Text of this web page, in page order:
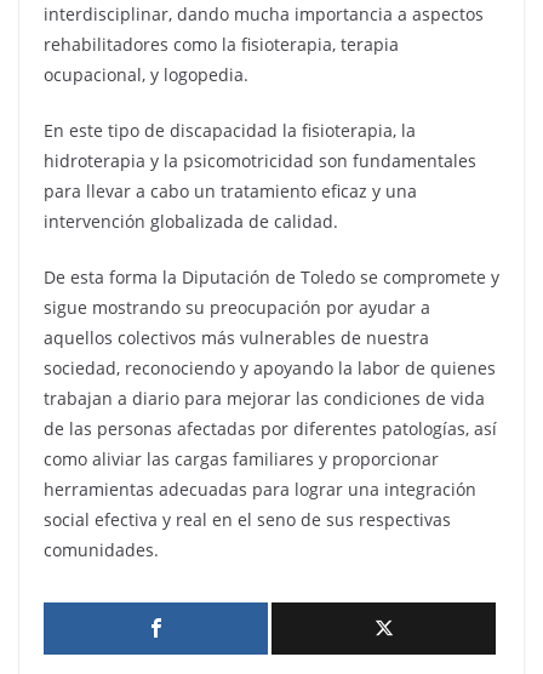
interdisciplinar, dando mucha importancia a aspectos
rehabilitadores como la fisioterapia, terapia
ocupacional, y logopedia.
En este tipo de discapacidad la fisioterapia, la
hidroterapia y la psicomotricidad son fundamentales
para llevar a cabo un tratamiento eficaz y una
intervención globalizada de calidad.
De esta forma la Diputación de Toledo se compromete y
sigue mostrando su preocupación por ayudar a
aquellos colectivos más vulnerables de nuestra
sociedad, reconociendo y apoyando la labor de quienes
trabajan a diario para mejorar las condiciones de vida
de las personas afectadas por diferentes patologías, así
como aliviar las cargas familiares y proporcionar
herramientas adecuadas para lograr una integración
social efectiva y real en el seno de sus respectivas
comunidades.